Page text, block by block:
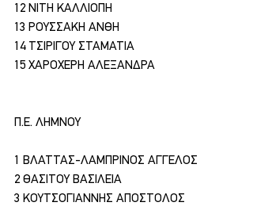
12 ΝΙΤΗ ΚΑΛΛΙΟΠΗ
13 ΡΟΥΣΣΑΚΗ ΑΝΘΗ
14 ΤΣΙΡΙΓΟΥ ΣΤΑΜΑΤΙΑ
15 ΧΑΡΟΧΕΡΗ ΑΛΕΞΑΝΔΡΑ
Π.Ε. ΛΗΜΝΟΥ
1 ΒΛΑΤΤΑΣ-ΛΑΜΠΡΙΝΟΣ ΑΓΓΕΛΟΣ
2 ΘΑΣΙΤΟΥ ΒΑΣΙΛΕΙΑ
3 ΚΟΥΤΣΟΓΙΑΝΝΗΣ ΑΠΟΣΤΟΛΟΣ